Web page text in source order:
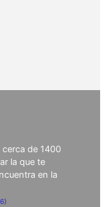
de 1400
la que te
en la